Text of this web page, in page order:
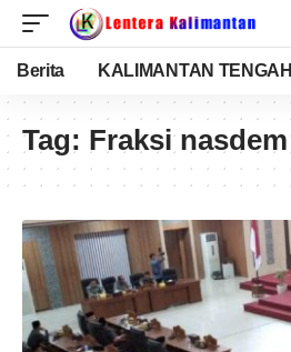
Berita KALIMANTAN TENGAH
Tag: Fraksi nasdem